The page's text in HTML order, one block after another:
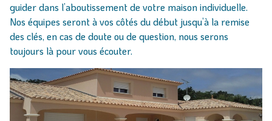
guider dans l’aboutissement de votre maison individuelle.
Nos équipes seront à vos côtés du début jusqu’à la remise
des clés, en cas de doute ou de question, nous serons
toujours là pour vous écouter.